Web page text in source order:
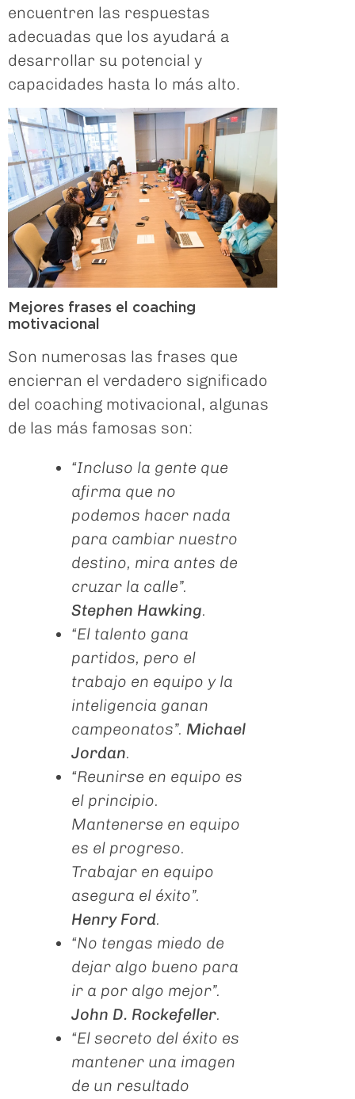
encuentren las respuestas
adecuadas que los ayudará a
desarrollar su potencial y
capacidades hasta lo más alto.
Mejores frases el coaching
motivacional
Son numerosas las frases que
encierran el verdadero significado
del coaching motivacional, algunas
de las más famosas son:
“Incluso la gente que
afirma que no
podemos hacer nada
para cambiar nuestro
destino, mira antes de
cruzar la calle”.
Stephen Hawking.
“El talento gana
partidos, pero el
trabajo en equipo y la
inteligencia ganan
campeonatos”. Michael
Jordan.
“Reunirse en equipo es
el principio.
Mantenerse en equipo
es el progreso.
Trabajar en equipo
asegura el éxito”.
Henry Ford.
“No tengas miedo de
dejar algo bueno para
ir a por algo mejor”.
John D. Rockefeller.
“El secreto del éxito es
mantener una imagen
de un resultado